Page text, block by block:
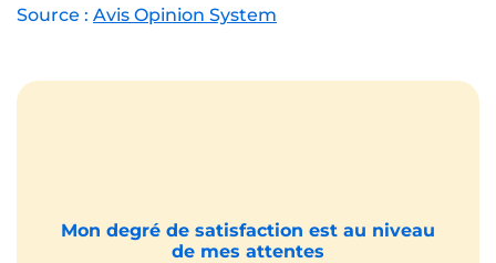
Source : Avis Opinion System
Mon degré de satisfaction est au niveau
de mes attentes